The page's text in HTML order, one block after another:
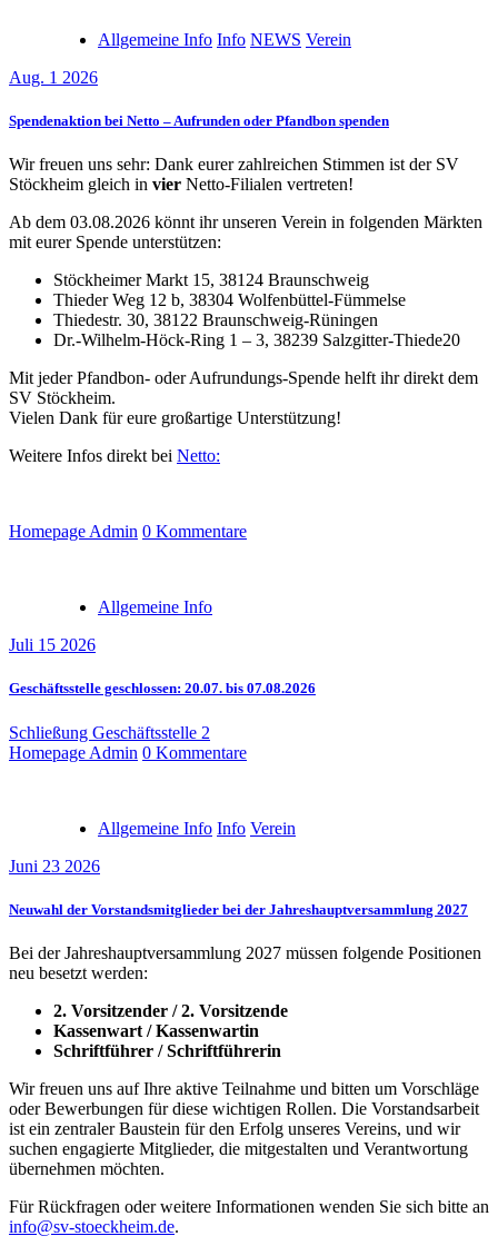
Allgemeine Info Info NEWS Verein
Aug. 1 2026
Spendenaktion bei Netto – Aufrunden oder Pfandbon spenden
Wir freuen uns sehr: Dank eurer zahlreichen Stimmen ist der SV
Stöckheim gleich in vier Netto-Filialen vertreten!
Ab dem 03.08.2026 könnt ihr unseren Verein in folgenden Märkten
mit eurer Spende unterstützen:
Stöckheimer Markt 15, 38124 Braunschweig
Thieder Weg 12 b, 38304 Wolfenbüttel-Fümmelse
Thiedestr. 30, 38122 Braunschweig-Rüningen
Dr.-Wilhelm-Höck-Ring 1 – 3, 38239 Salzgitter-Thiede20
Mit jeder Pfandbon- oder Aufrundungs-Spende helft ihr direkt dem
SV Stöckheim.
Vielen Dank für eure großartige Unterstützung!
Weitere Infos direkt bei Netto:
Homepage Admin 0 Kommentare
Allgemeine Info
Juli 15 2026
Geschäftsstelle geschlossen: 20.07. bis 07.08.2026
Schließung Geschäftsstelle 2
Homepage Admin 0 Kommentare
Allgemeine Info Info Verein
Juni 23 2026
Neuwahl der Vorstandsmitglieder bei der Jahreshauptversammlung 2027
Bei der Jahreshauptversammlung 2027 müssen folgende Positionen
neu besetzt werden:
2. Vorsitzender / 2. Vorsitzende
Kassenwart / Kassenwartin
Schriftführer / Schriftführerin
Wir freuen uns auf Ihre aktive Teilnahme und bitten um Vorschläge
oder Bewerbungen für diese wichtigen Rollen. Die Vorstandsarbeit
ist ein zentraler Baustein für den Erfolg unseres Vereins, und wir
suchen engagierte Mitglieder, die mitgestalten und Verantwortung
übernehmen möchten.
Für Rückfragen oder weitere Informationen wenden Sie sich bitte an
info@sv-stoeckheim.de.